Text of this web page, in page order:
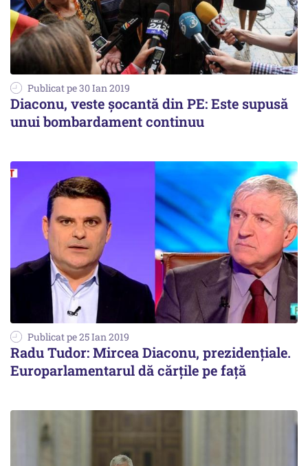
Publicat pe 30 Ian 2019
Diaconu, veste șocantă din PE: Este supusă
unui bombardament continuu
Publicat pe 25 Ian 2019
Radu Tudor: Mircea Diaconu, prezidențiale.
Europarlamentarul dă cărțile pe față